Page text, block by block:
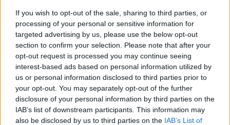
If you wish to opt-out of the sale, sharing to third parties, or
processing of your personal or sensitive information for
targeted advertising by us, please use the below opt-out
section to confirm your selection. Please note that after your
opt-out request is processed you may continue seeing
interest-based ads based on personal information utilized by
us or personal information disclosed to third parties prior to
your opt-out. You may separately opt-out of the further
disclosure of your personal information by third parties on the
IAB’s list of downstream participants. This information may
also be disclosed by us to third parties on the IAB’s List of
να εξελιχθούν.
Εστίαση στην κατανόηση των αναγκών του πελάτη.
Οργάνωση και υπευθυνότητα.
Αν έχεις προηγούμενη εμπειρία σε λιανική ή σε ρόλο με
επαφή με πελάτες, είναι πλεονέκτημα – αλλά δεν είναι
απαραίτητη!
Τι σου προσφέρουμε:
Ανταγωνιστικό μισθό και bonus απόδοσης.